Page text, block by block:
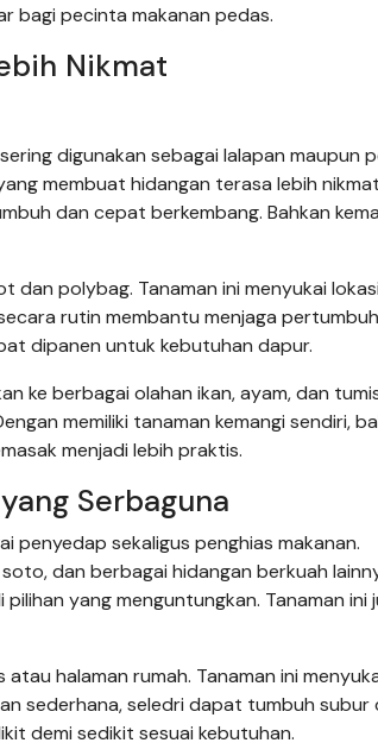
bagi pecinta makanan pedas.
Nikmat
digunakan sebagai lalapan maupun
membuat hidangan terasa lebih
dan cepat berkembang. Bahkan
dan polybag. Tanaman ini menyukai
rutin membantu menjaga
dipanen untuk kebutuhan dapur.
ke berbagai olahan ikan, ayam, dan
memiliki tanaman kemangi sendiri,
menjadi lebih praktis.
Serbaguna
penyedap sekaligus penghias makanan.
dan berbagai hidangan berkuah
yang menguntungkan. Tanaman ini
halaman rumah. Tanaman ini
sederhana, seledri dapat tumbuh subur
demi sedikit sesuai kebutuhan.